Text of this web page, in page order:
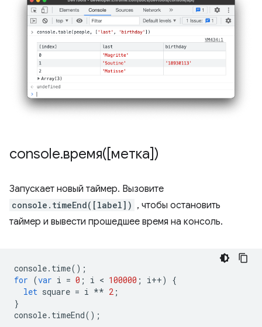
console.время([метка])
Запускает новый таймер. Вызовите
console.timeEnd([label]) , чтобы остановить
таймер и вывести прошедшее время на консоль.
console. time();
for (var i = 0 ; i < 100000 ; i++)
{
let square = i ** 2 ;
}
console. timeEnd();